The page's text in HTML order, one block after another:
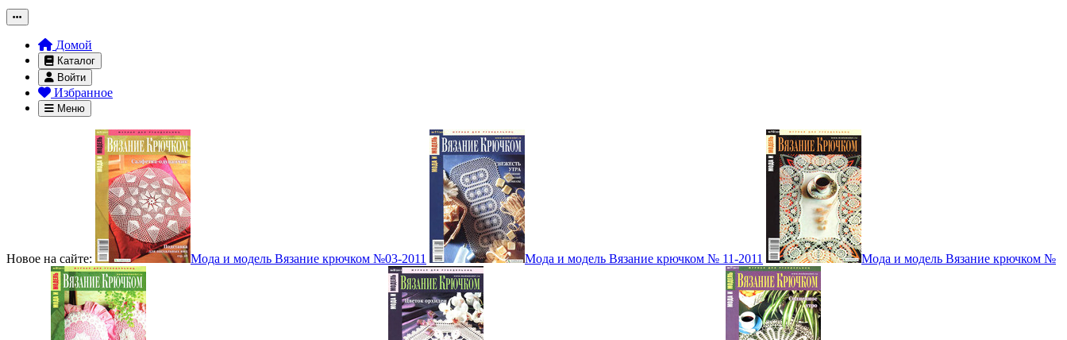
Домой
Каталог
Войти
Избранное
Меню
Новое на сайте: Мода и модель Вязание крючком №03-2011 Мода и модель Вязание крючком № 11-2011 Мода и модель Вязание крючком №